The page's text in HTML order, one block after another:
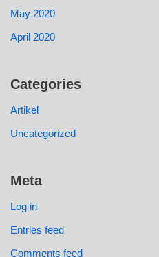
May 2020
April 2020
Categories
Artikel
Uncategorized
Meta
Log in
Entries feed
Comments feed